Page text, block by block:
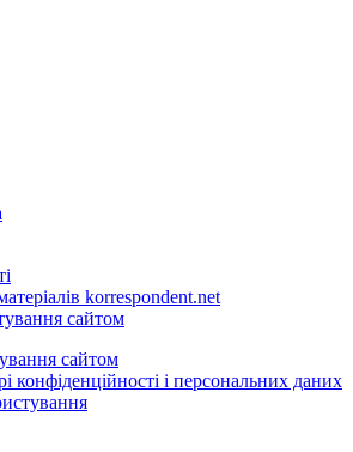
korrespondent.net
сайтом
сайтом
конфіденційності і персональних даних